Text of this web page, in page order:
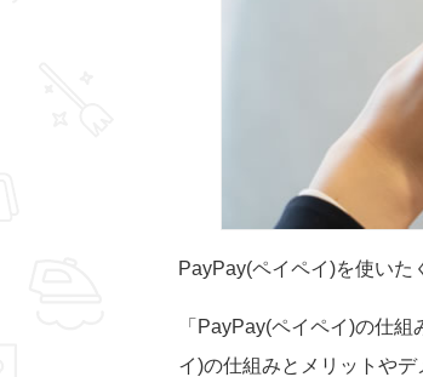
PayPay(ペイペイ)を使いた
「PayPay(ペイペイ)の仕
イ)の仕組みとメリットやデ